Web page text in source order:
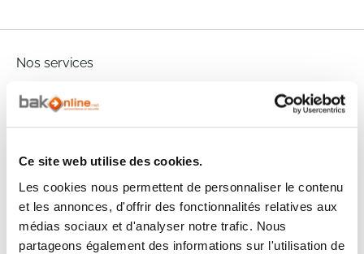
Ce site web utilise des cookies.
Les cookies nous permettent de personnaliser le contenu
et les annonces, d'offrir des fonctionnalités relatives aux
médias sociaux et d'analyser notre trafic. Nous
partageons également des informations sur l'utilisation de
Nos services
Paiement
100% sécurisé
Paiement en
3x sans frais
24/72H